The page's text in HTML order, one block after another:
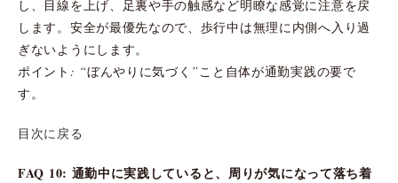
し、目線を上げ、足裏や手の触感など明瞭な感覚に注意を戻
します。安全が最優先なので、歩行中は無理に内側へ入り過
ぎないようにします。
ポイント: “ぼんやりに気づく”こと自体が通勤実践の要で
す。
目次に戻る
FAQ 10: 通勤中に実践していると、周りが気になって落ち着